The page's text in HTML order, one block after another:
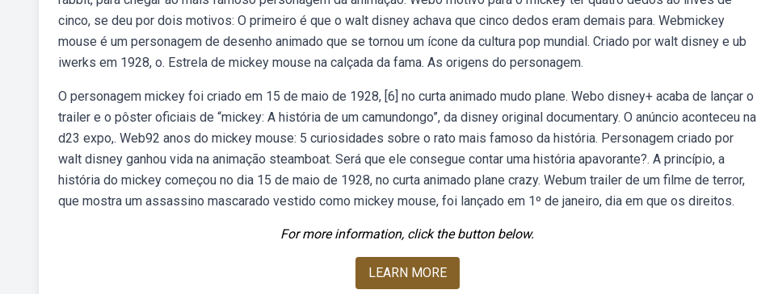
cinco, se deu por dois motivos: O primeiro é que o walt disney achava que cinco dedos eram demais para. Webmickey
mouse é um personagem de desenho animado que se tornou um ícone da cultura pop mundial. Criado por walt disney e ub
iwerks em 1928, o. Estrela de mickey mouse na calçada da fama. As origens do personagem.
O personagem mickey foi criado em 15 de maio de 1928, [6] no curta animado mudo plane. Webo disney+ acaba de lançar o
trailer e o pôster oficiais de “mickey: A história de um camundongo”, da disney original documentary. O anúncio aconteceu na
d23 expo,. Web92 anos do mickey mouse: 5 curiosidades sobre o rato mais famoso da história. Personagem criado por
walt disney ganhou vida na animação steamboat. Será que ele consegue contar uma história apavorante?. A princípio, a
história do mickey começou no dia 15 de maio de 1928, no curta animado plane crazy. Webum trailer de um filme de terror,
que mostra um assassino mascarado vestido como mickey mouse, foi lançado em 1º de janeiro, dia em que os direitos.
For more information, click the button below.
LEARN MORE